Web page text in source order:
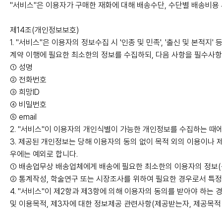
"서비스"은 이용자가 구매한 재화에 대해 배송수단, 수단별 배송비
제14조(개인정보보호)
1. "서비스"은 이용자의 정보수집 시 '인종 및 민족', '출신 및 본적지'
계약 이행에 필요한 최소한의 정보를 수집하되, 다음 사항을 필수사
① 성명
② 전화번호
③ 희망ID
④ 비밀번호
⑤ email
2. "서비스"이 이용자의 개인식별이 가능한 개인정보를 수집하는 때
3. 제공된 개인정보는 당해 이용자의 동의 없이 목적 외의 이용이나
우에는 예외로 합니다.
① 배송업무상 배송업체에게 배송에 필요한 최소한의 이용자의 정보
② 통계작성, 학술연구 또는 시장조사를 위하여 필요한 경우로서 특
4. "서비스"이 제2항과 제3항에 의해 이용자의 동의를 받아야 하는
및 이용목적, 제3자에 대한 정보제공 관련사항(제공받는자, 제공목